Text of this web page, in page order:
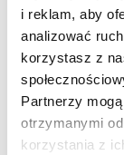
i reklam, aby
analizować
korzystasz z
Partnerzy
otrzymanymi
korzystania z
Nowy
Pakiet
Obecnie